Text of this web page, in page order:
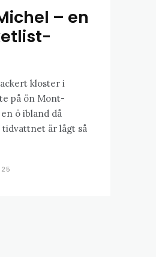
– en
kloster i
på ön Mont-
ö ibland då
är lågt så